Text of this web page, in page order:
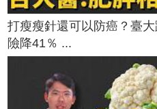
打瘦瘦針還可以防癌？臺
險降41％ ...